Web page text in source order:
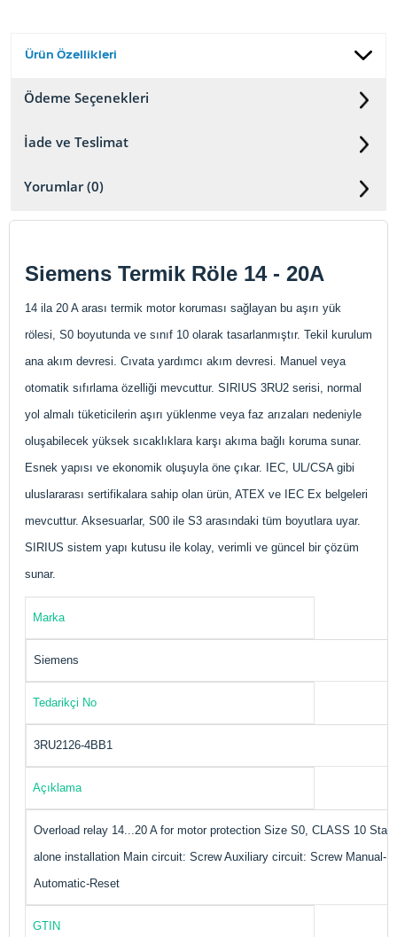
Ürün Özellikleri
Ödeme Seçenekleri
İade ve Teslimat
Yorumlar (0)
Siemens Termik Röle 14 - 20A
14 ila 20 A arası termik motor koruması sağlayan bu aşırı yük
rölesi, S0 boyutunda ve sınıf 10 olarak tasarlanmıştır. Tekil kurulum
ana akım devresi. Cıvata yardımcı akım devresi. Manuel veya
otomatik sıfırlama özelliği mevcuttur. SIRIUS 3RU2 serisi, normal
yol almalı tüketicilerin aşırı yüklenme veya faz arızaları nedeniyle
oluşabilecek yüksek sıcaklıklara karşı akıma bağlı koruma sunar.
Esnek yapısı ve ekonomik oluşuyla öne çıkar. IEC, UL/CSA gibi
uluslararası sertifikalara sahip olan ürün, ATEX ve IEC Ex belgeleri
mevcuttur. Aksesuarlar, S00 ile S3 arasındaki tüm boyutlara uyar.
SIRIUS sistem yapı kutusu ile kolay, verimli ve güncel bir çözüm
sunar.
Marka
Siemens
Tedarikçi No
3RU2126-4BB1
Açıklama
Overload relay 14...20 A for motor protection Size S0, CLASS 10
alone installation Main circuit: Screw Auxiliary circuit: Screw Manual-
Automatic-Reset
GTIN